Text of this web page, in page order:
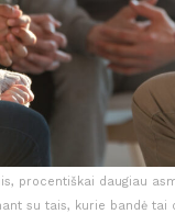
procentiškai daugiau
su tais, kurie bandė tai